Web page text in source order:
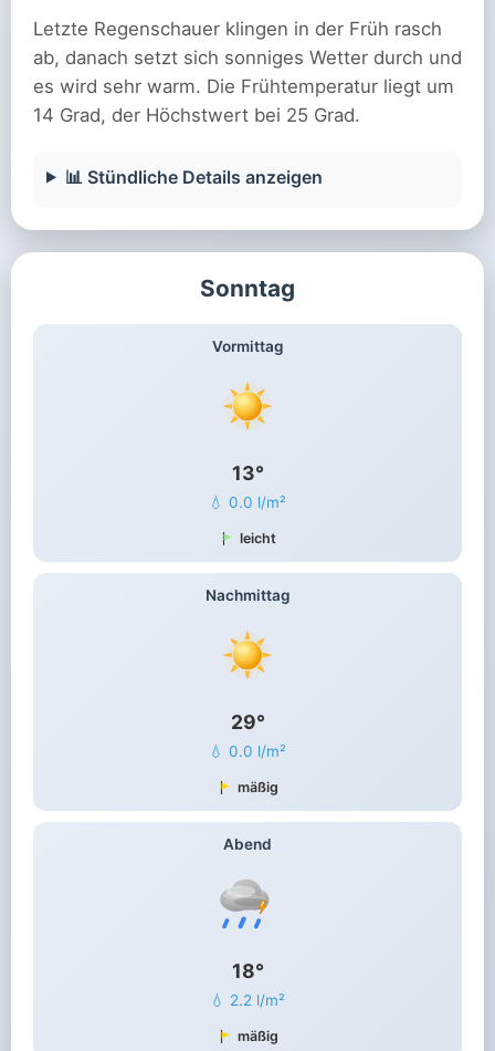
Letzte Regenschauer klingen in der Früh rasch
ab, danach setzt sich sonniges Wetter durch und
es wird sehr warm. Die Frühtemperatur liegt um
14 Grad, der Höchstwert bei 25 Grad.
📊 Stündliche Details anzeigen
Sonntag
Vormittag
13°
💧 0.0 l/m²
leicht
Nachmittag
29°
💧 0.0 l/m²
mäßig
Abend
18°
💧 2.2 l/m²
mäßig